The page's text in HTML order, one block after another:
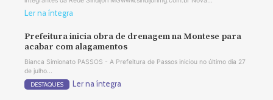
Ler na íntegra
Prefeitura inicia obra de drenagem na Montese para
acabar com alagamentos
Bianca Simionato PASSOS - A Prefeitura de Passos iniciou no último dia 27
de julho...
DESTAQUES Ler na íntegra